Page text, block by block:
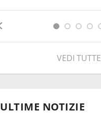
VEDI TUTTE
ULTIME NOTIZIE